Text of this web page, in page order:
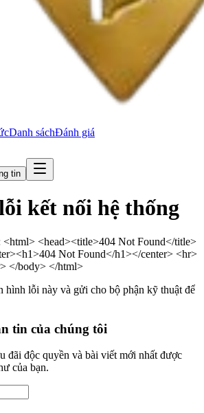
Danh sáchĐánh giá
tin
kết nối hệ thống
<head><title>404 Not Found</title>
Not Found</h1></center> <hr>
</body> </html>
hình lỗi này và gửi cho bộ phận kỹ thuật để
tin của chúng tôi
đãi độc quyền và bài viết mới nhất được
của bạn.